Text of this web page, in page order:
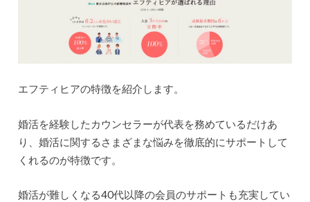
エフティヒアの特徴を紹介します。
婚活を経験したカウンセラーが代表を務めているだけあ
り、婚活に関するさまざまな悩みを徹底的にサポートして
くれるのが特徴です。
婚活が難しくなる40代以降の会員のサポートも充実してい